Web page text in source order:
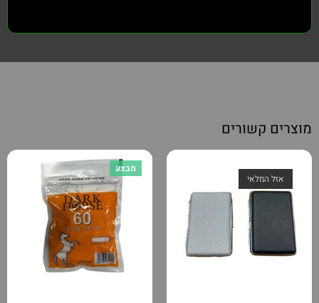
מוצרים קשורים
אזל המלאי
מבצע